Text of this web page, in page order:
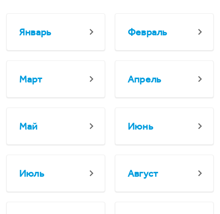
Январь Февраль
Март Апрель
Май Июнь
Июль Август